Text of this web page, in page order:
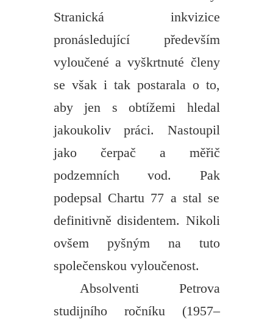
Stranická inkvizice
pronásledující především
vyloučené a vyškrtnuté členy
se však i tak postarala o to,
aby jen s obtížemi hledal
jakoukoliv práci. Nastoupil
jako čerpač a měřič
podzemních vod. Pak
podepsal Chartu 77 a stal se
definitivně disidentem. Nikoli
ovšem pyšným na tuto
společenskou vyloučenost.
Absolventi Petrova
studijního ročníku (1957–